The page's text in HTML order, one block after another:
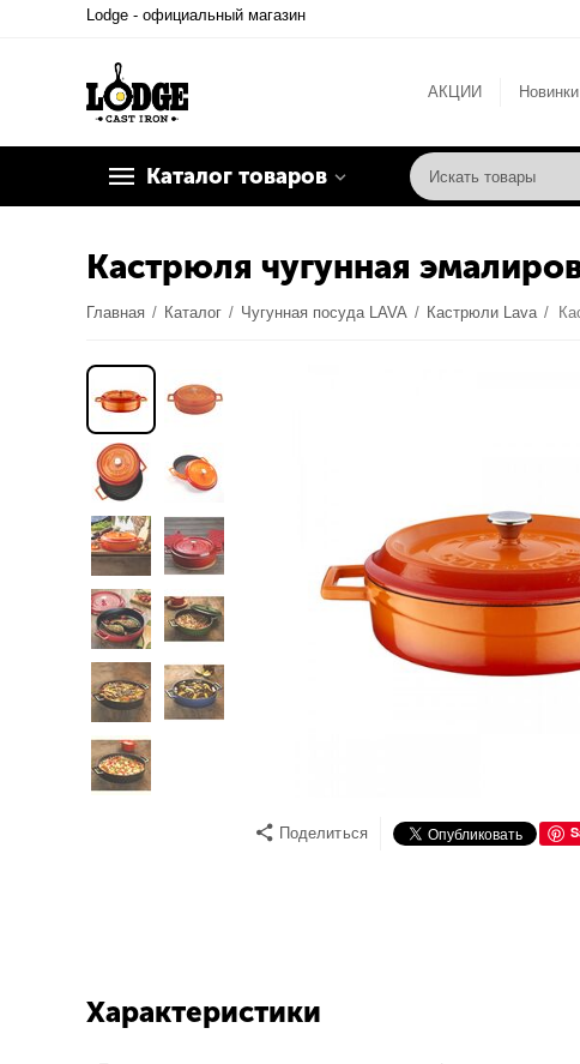
Lodge - официальный магазин
АКЦИИ Новинки
Каталог товаров
Кастрюля чугунная
Главная / Каталог / Чугунная посуда LAVA / Кастрюли Lava /
Поделиться
Характеристики